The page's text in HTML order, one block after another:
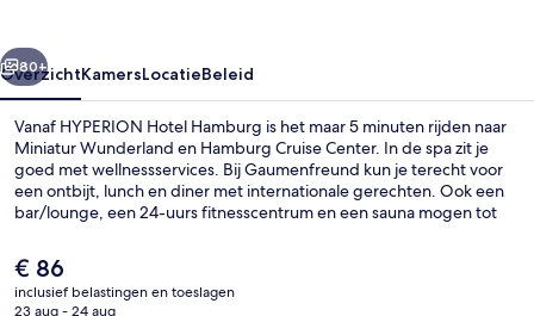
Volgende
80+
OverzichtKamersLocatieBeleid
Vanaf HYPERION Hotel Hamburg is het maar 5 minuten rijden naar
Miniatur Wunderland en Hamburg Cruise Center. In de spa zit je
goed met wellnessservices. Bij Gaumenfreund kun je terecht voor
een ontbijt, lunch en diner met internationale gerechten. Ook een
bar/lounge, een 24-uurs fitnesscentrum en een sauna mogen tot
over het behulpzame personeel en de wandelmogelijkheden in de
buurt. Het openbaar vervoer vind je op korte loopafstand: het is 7
minuten lopen naar Metrostation Steinstraße en 9 minuten naar
De
huidige
prijs
€ 86
inclusief belastingen en toeslagen
23 aug - 24 aug